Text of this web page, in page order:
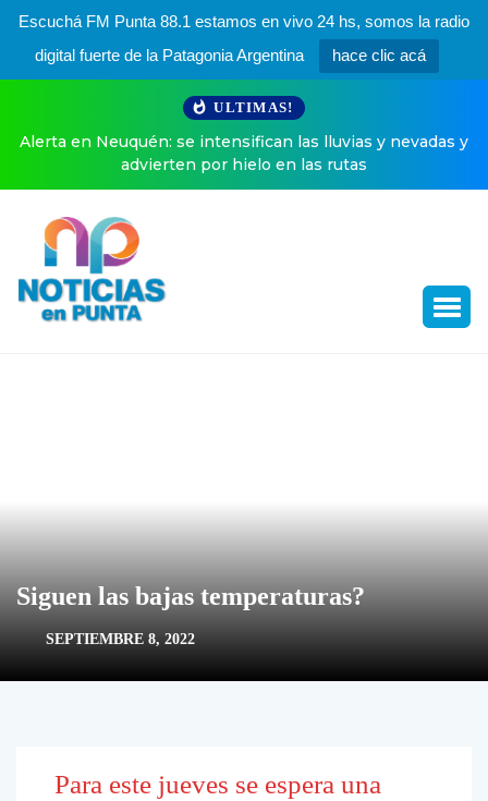
Escuchá FM Punta 88.1 estamos en vivo 24 hs, somos la radio
digital fuerte de la Patagonia Argentina
hace clic acá
ULTIMAS!
Alerta en Neuquén: se intensifican las lluvias y nevadas y
advierten por hielo en las rutas
Siguen las bajas temperaturas?
SEPTIEMBRE 8, 2022
Para este jueves se espera una